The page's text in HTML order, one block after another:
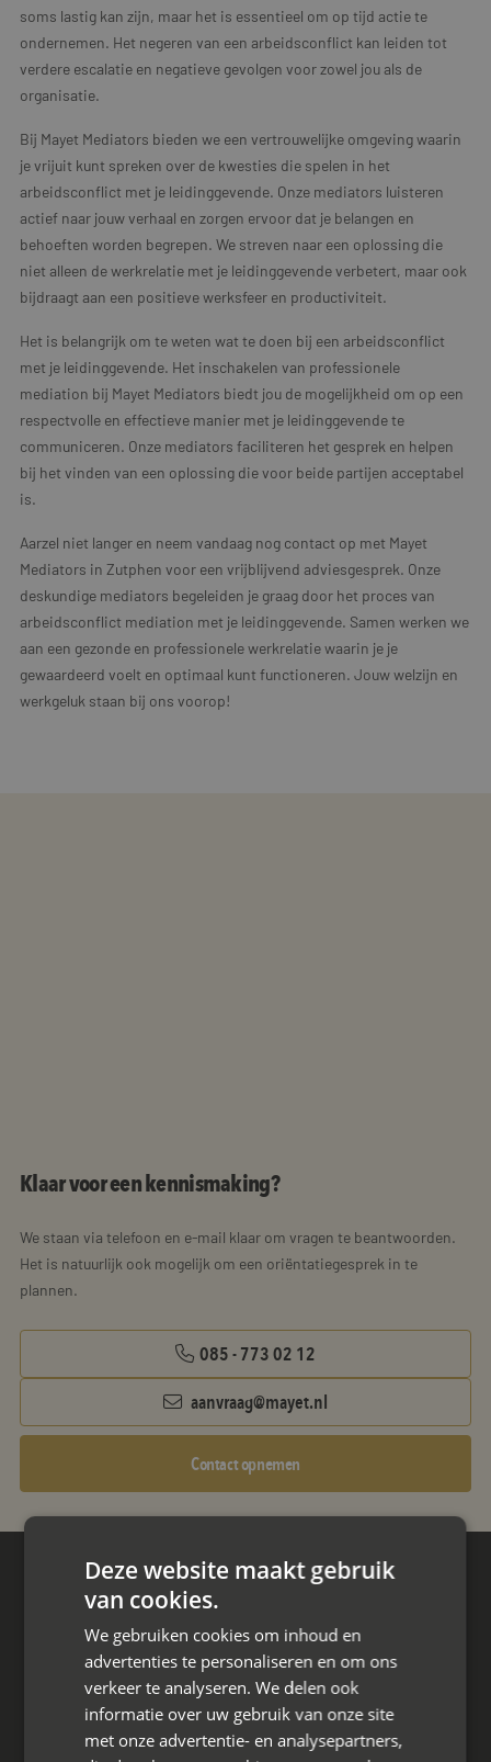
soms lastig kan zijn, maar het is essentieel om op tijd actie te
ondernemen. Het negeren van een arbeidsconflict kan leiden tot
verdere escalatie en negatieve gevolgen voor zowel jou als de
organisatie.
Bij Mayet Mediators bieden we een vertrouwelijke omgeving waarin
je vrijuit kunt spreken over de kwesties die spelen in het
arbeidsconflict met je leidinggevende. Onze mediators luisteren
actief naar jouw verhaal en zorgen ervoor dat je belangen en
behoeften worden begrepen. We streven naar een oplossing die
niet alleen de werkrelatie met je leidinggevende verbetert, maar ook
bijdraagt aan een positieve werksfeer en productiviteit.
Het is belangrijk om te weten wat te doen bij een arbeidsconflict
met je leidinggevende. Het inschakelen van professionele
mediation bij Mayet Mediators biedt jou de mogelijkheid om op een
respectvolle en effectieve manier met je leidinggevende te
communiceren. Onze mediators faciliteren het gesprek en helpen
bij het vinden van een oplossing die voor beide partijen acceptabel
is.
Aarzel niet langer en neem vandaag nog contact op met Mayet
Mediators in Zutphen voor een vrijblijvend adviesgesprek. Onze
deskundige mediators begeleiden je graag door het proces van
arbeidsconflict mediation met je leidinggevende. Samen werken we
aan een gezonde en professionele werkrelatie waarin je je
gewaardeerd voelt en optimaal kunt functioneren. Jouw welzijn en
werkgeluk staan bij ons voorop!
Klaar voor een kennismaking?
We staan via telefoon en e-mail klaar om vragen te beantwoorden.
Het is natuurlijk ook mogelijk om een oriëntatiegesprek in te
plannen.
085 - 773 02 12
aanvraag@mayet.nl
Contact opnemen
Hoofdkantoor
Den Berg 16A
4661 KZ Halsteren,
085 - 773 02 12
aanvraag@mayet.nl
Deze website maakt gebruik
van cookies.
We gebruiken cookies om inhoud en
advertenties te personaliseren en om ons
verkeer te analyseren. We delen ook
informatie over uw gebruik van onze site
met onze advertentie- en analysepartners,